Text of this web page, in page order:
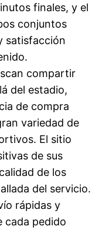
finales, y el
conjuntos
satisfacción
compartir
del estadio,
de compra
variedad de
El sitio
de sus
de los
del servicio.
rápidas y
cada pedido